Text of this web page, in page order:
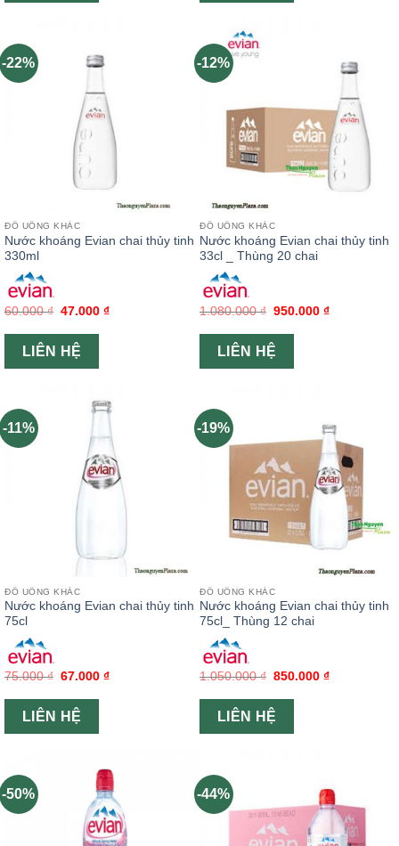
-22%
ĐỒ UỐNG KHÁC
Nước khoáng Evian chai thủy tinh
330ml
60.000₫ 47.000₫
LIÊN HỆ
-12%
ĐỒ UỐNG KHÁC
Nước khoáng Evian chai thủy tinh
33cl _ Thùng 20 chai
1.080.000₫ 950.000₫
LIÊN HỆ
-11%
ĐỒ UỐNG KHÁC
Nước khoáng Evian chai thủy tinh
75cl
75.000₫ 67.000₫
LIÊN HỆ
-19%
ĐỒ UỐNG KHÁC
Nước khoáng Evian chai thủy tinh
75cl_ Thùng 12 chai
1.050.000₫ 850.000₫
LIÊN HỆ
-50% -44%